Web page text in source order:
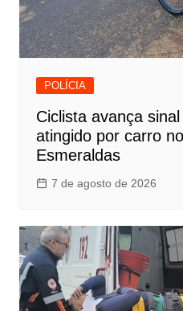
POLÍCIA
Ciclista avança
atingido por carro
Esmeraldas
7 de agosto de 2026